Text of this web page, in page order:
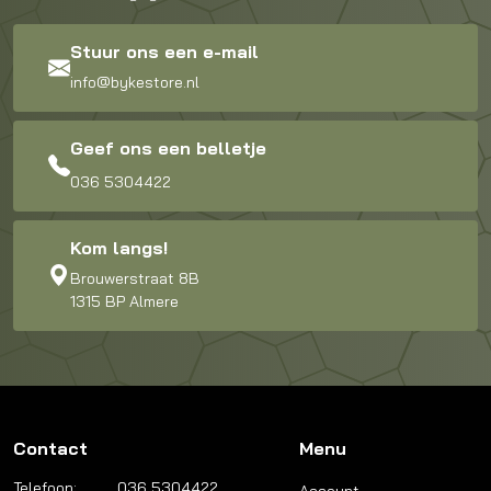
Stuur ons een e-mail
info@bykestore.nl
Geef ons een belletje
036 5304422
Kom langs!
Brouwerstraat 8B
1315 BP Almere
Contact Menu